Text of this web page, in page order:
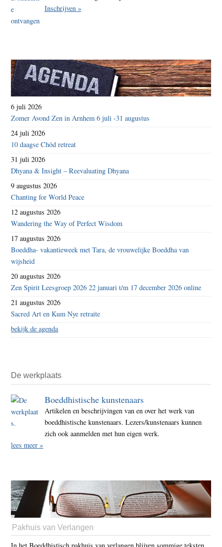
Inschrijven »
6 juli 2026
Zomer Avond Zen in Arnhem 6 juli -31 augustus
24 juli 2026
10 daagse Chöd retreat
31 juli 2026
Dhyana & Insight – Reevaluating Dhyana
9 augustus 2026
Chanting for World Peace
12 augustus 2026
Wandering the Way of Perfect Wisdom
17 augustus 2026
Boeddha- vakantieweek met Tara, de vrouwelijke Boeddha van
wijsheid
20 augustus 2026
Zen Spirit Leesgroep 2026 22 januari t/m 17 december 2026 online
21 augustus 2026
Sacred Art en Kum Nye retraite
bekijk de agenda
De werkplaats
Boeddhistische kunstenaars
Artikelen en beschrijvingen van en over het werk van
boeddhistische kunstenaars. Lezers/kunstenaars kunnen
zich ook aanmelden met hun eigen werk.
lees meer »
Pakhuis van Verlangen